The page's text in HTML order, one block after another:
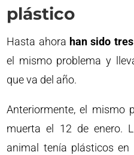
plástico
Hasta ahora han sido
el mismo problema y
que va del año.
Anteriormente, el mismo
muerta el 12 de enero.
animal tenía plásticos